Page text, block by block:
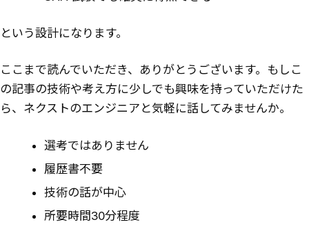
という設計になります。
ここまで読んでいただき、ありがとうございます。もしこ
の記事の技術や考え方に少しでも興味を持っていただけた
ら、ネクストのエンジニアと気軽に話してみませんか。
選考ではありません
履歴書不要
技術の話が中心
所要時間30分程度